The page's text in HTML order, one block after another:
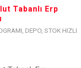
Tabanlı Erp
DEPO ,STOK HIZLI